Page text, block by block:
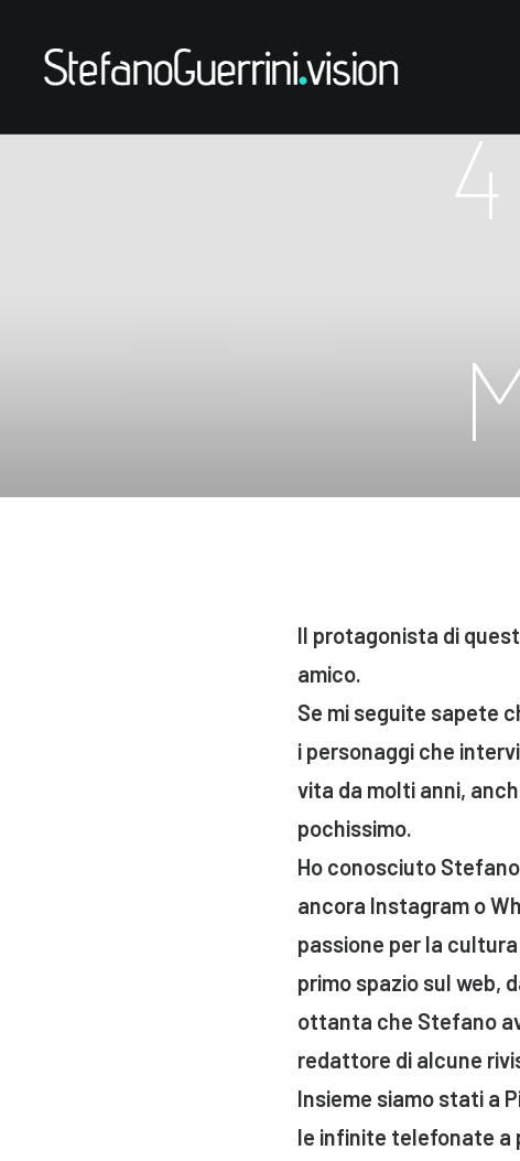
4
Il protagonista di
amico.
Se mi seguite sapete
i personaggi che
vita da molti anni,
pochissimo.
Ho conosciuto
ancora Instagram o
passione per la
primo spazio sul web,
ottanta che Stefano
redattore di alcune
Insieme siamo stati a
le infinite telefonate a